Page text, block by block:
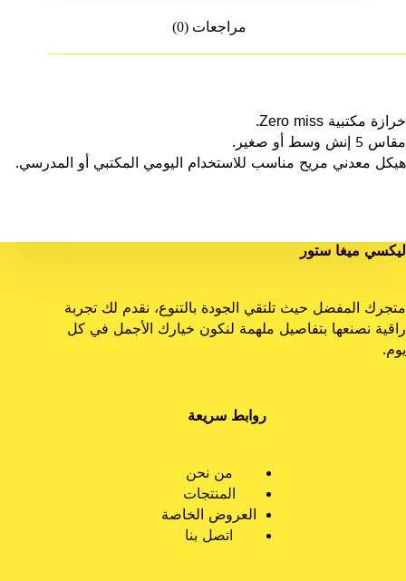
مراجعات (0)
خرازة مكتبية Zero miss.
مقاس 5 إنش وسط أو صغير.
هيكل معدني مريح مناسب للاستخدام اليومي المكتبي أو المدرسي.
ليكسي ميغا ستور
متجرك المفضل حيث تلتقي الجودة بالتنوع، نقدم لك تجربة
راقية نصنعها بتفاصيل ملهمة لنكون خيارك الأجمل في كل
يوم.
روابط سريعة
من نحن
المنتجات
العروض الخاصة
اتصل بنا